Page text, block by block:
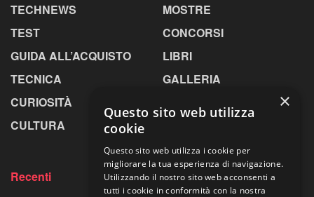
TECHNEWS
TEST
GUIDA ALL’ACQUISTO
TECNICA
CURIOSITÀ
CULTURA
MOSTRE
CONCORSI
LIBRI
GALLERIA
Recenti
×
Questo sito web utilizza
cookie
Questo sito web utilizza i cookie per
migliorare la tua esperienza di navigazione.
Utilizzando il nostro sito web acconsenti a
tutti i cookie in conformità con la nostra